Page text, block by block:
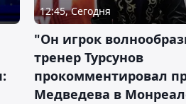
12:45, Сегодня
"Он игрок
тренер Турсунов
прокомментировал
Медведева в